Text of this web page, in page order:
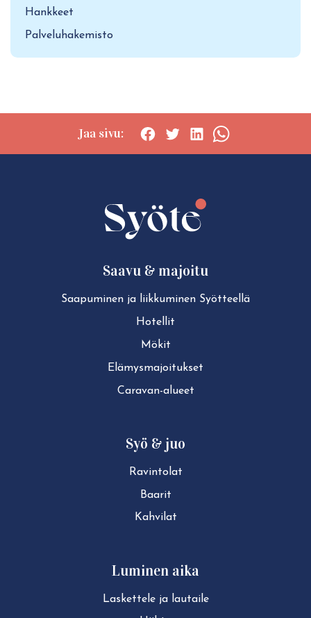
Hankkeet
Palveluhakemisto
Jaa sivu:
Saavu & majoitu
Saapuminen ja liikkuminen Syötteellä
Hotellit
Mökit
Elä­mys­ma­joi­tuk­set
Caravan-alueet
Syö & juo
Ravintolat
Baarit
Kahvilat
Luminen aika
Laskettele ja lautaile